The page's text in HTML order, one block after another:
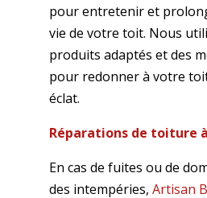
pour entretenir et
vie de votre toit. Nous
produits adaptés et des
pour redonner à votre
éclat.
Réparations de toiture
En cas de fuites ou de
des intempéries, Artisan